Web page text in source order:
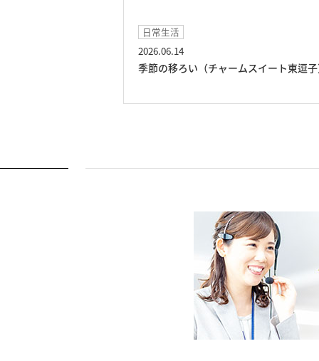
日常生活
2026.06.14
季節の移ろい（チャームスイート東逗